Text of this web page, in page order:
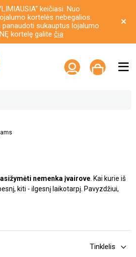
keičiasi. Nuo
kortelės nebegalios.
sukauptus lojalumo
kortelę galite čia
nemenka įvairove . Kai kurie iš
kiti - ilgesnį laikotarpį. Pavyzdžiui,
vos keletą dienų. Tuo tarpu, hibridinis
belieka atsižvelgti į individualias
esančias medžiagas. Dauguma